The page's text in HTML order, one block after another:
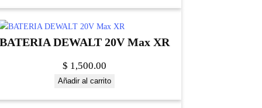
DEWALT 20V Max XR
$ 1,500.00
Añadir al carrito